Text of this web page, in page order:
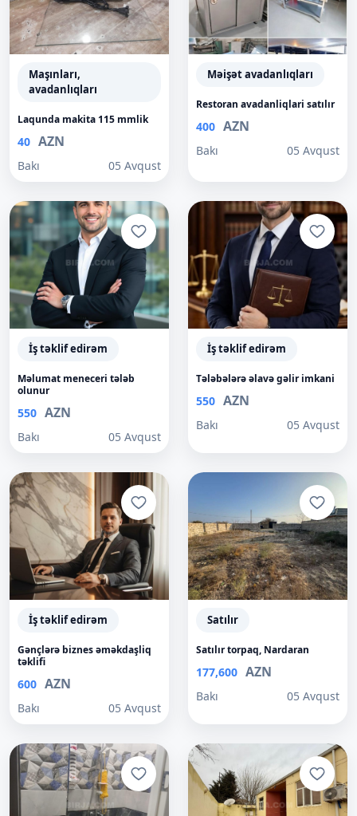
Maşınları,
avadanlıqları
Laqunda makita 115 mmlik
40 AZN
Bakı 05 Avqust
Məişət avadanlıqları
Restoran avadanliqlari satılır
400 AZN
Bakı 05 Avqust
İş təklif edirəm
Məlumat meneceri tələb
olunur
550 AZN
Bakı 05 Avqust
İş təklif edirəm
Tələbələrə əlavə gəlir imkani
550 AZN
Bakı 05 Avqust
İş təklif edirəm
Gənçlərə biznes əməkdaşliq
təklifi
600 AZN
Bakı 05 Avqust
Satılır
Satılır torpaq, Nardaran
177,600 AZN
Bakı 05 Avqust